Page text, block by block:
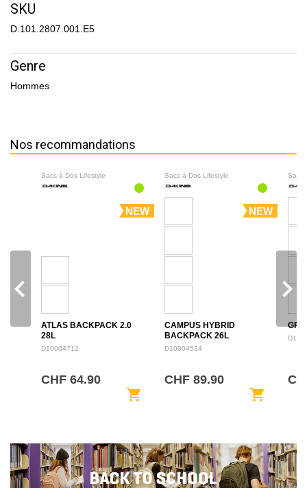
SKU
D.101.2807.001.E5
Genre
Hommes
Nos recommandations
Sacs à Dos Lifestyle
NEW
ATLAS BACKPACK 2.0
28L
D10004712
CHF 64.90
shopping_cart
Sacs à Dos Lifestyle
NEW
CAMPUS HYBRID
BACKPACK 26L
D10004534
CHF 89.90
shopping_cart
Sacs
navigate_before navigate_next